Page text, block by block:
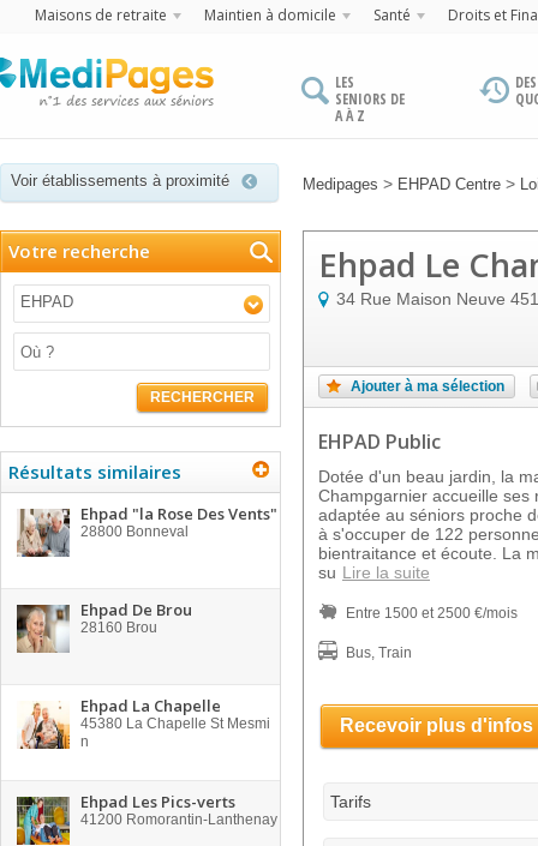
Maisons de retraite Maintien à domicile Santé Droits et
LES
SENIORS DE
A À Z
Voir établissements à proximité Medipages > EHPAD Centre >
Votre recherche
EHPAD
RECHERCHER
Résultats similaires
Ehpad "la Rose Des Vents"
28800 Bonneval
Ehpad De Brou
28160 Brou
Ehpad La Chapelle
45380 La Chapelle St Mesmi
n
Ehpad Les Pics-verts
41200 Romorantin-Lanthenay
Ehpad Le
34 Rue Maison Neuve
Ajouter à ma sélection
EHPAD Public
Dotée d'un beau jardin, la
Champgarnier accueille
adaptée au séniors proche
à s'occuper de 122
bientraitance et écoute. La
su Lire la suite
Entre 1500 et 2500 €/mois
Bus, Train
Recevoir plus d'infos
Tarifs